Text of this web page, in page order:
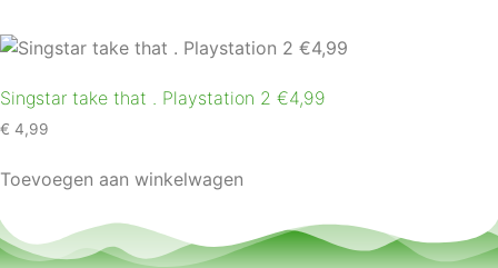
Singstar take that . Playstation 2 €4,99
€ 4,99
Toevoegen aan winkelwagen